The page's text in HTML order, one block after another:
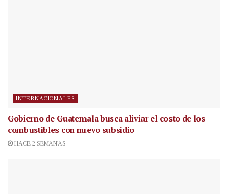
INTERNACIONALES
Gobierno de Guatemala busca aliviar el costo de los
combustibles con nuevo subsidio
HACE 2 SEMANAS